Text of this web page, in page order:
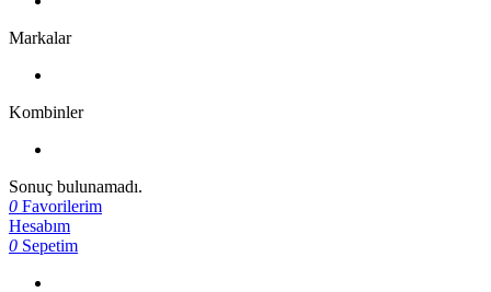
Markalar
Kombinler
Sonuç bulunamadı.
0 Favorilerim
Hesabım
0 Sepetim